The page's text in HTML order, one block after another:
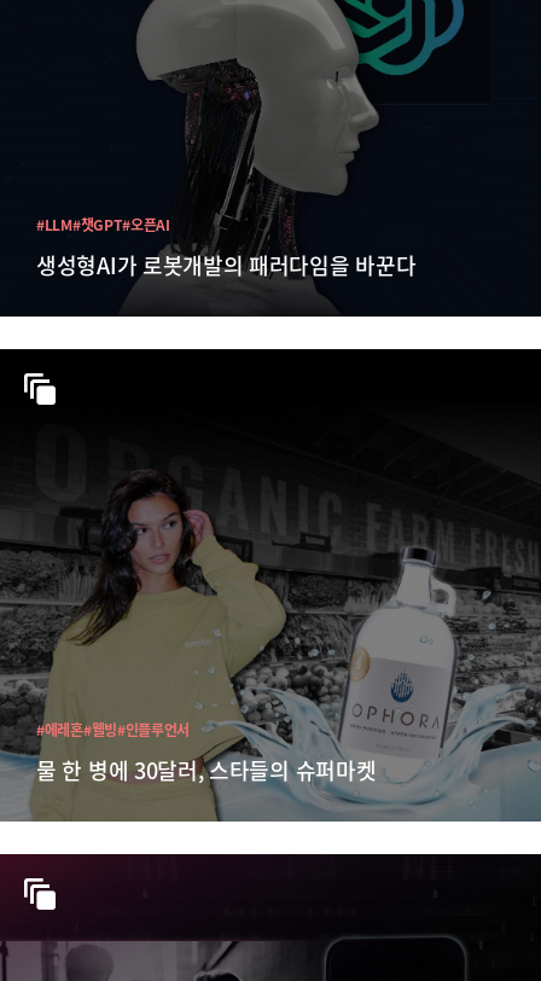
생성형AI가 로봇개발의 패러다임을 바꾼다
#LLM#챗GPT#오픈AI
물 한 병에 30달러, 스타들의 슈퍼마켓
#에레혼#웰빙#인플루언서